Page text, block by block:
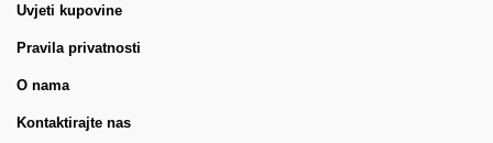
Uvjeti kupovine
Pravila privatnosti
O nama
Kontaktirajte nas